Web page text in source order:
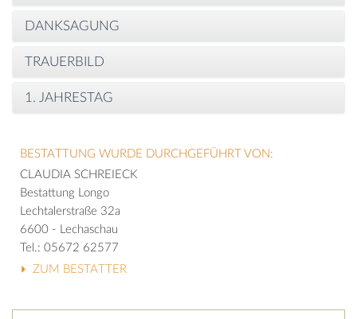
DANKSAGUNG
TRAUERBILD
1. JAHRESTAG
BESTATTUNG WURDE DURCHGEFÜHRT VON:
CLAUDIA SCHREIECK
Bestattung Longo
Lechtalerstraße 32a
6600 - Lechaschau
Tel.: 05672 62577
ZUM BESTATTER